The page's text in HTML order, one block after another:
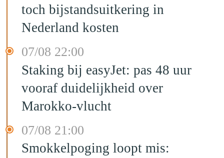
toch bijstandsuitkering in
Nederland kosten
07/08 22:00
Staking bij easyJet: pas 48 uur
vooraf duidelijkheid over
Marokko-vlucht
07/08 21:00
Smokkelpoging loopt mis: